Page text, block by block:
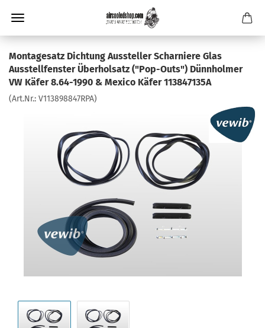
Montagesatz Dichtung Aussteller Scharniere Glas
Ausstellfenster Überholsatz ("Pop-Outs") Dünnholmer
VW Käfer 8.64-1990 & Mexico Käfer 113847135A
(Art.Nr.: V113898847RPA)